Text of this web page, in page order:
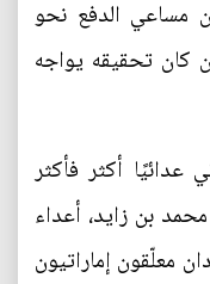
مساعي الدفع نحو
كان تحقيقه يواجه
عدائيًا أكثر فأكثر
بن زايد، أعداء
معلّقون إماراتيون